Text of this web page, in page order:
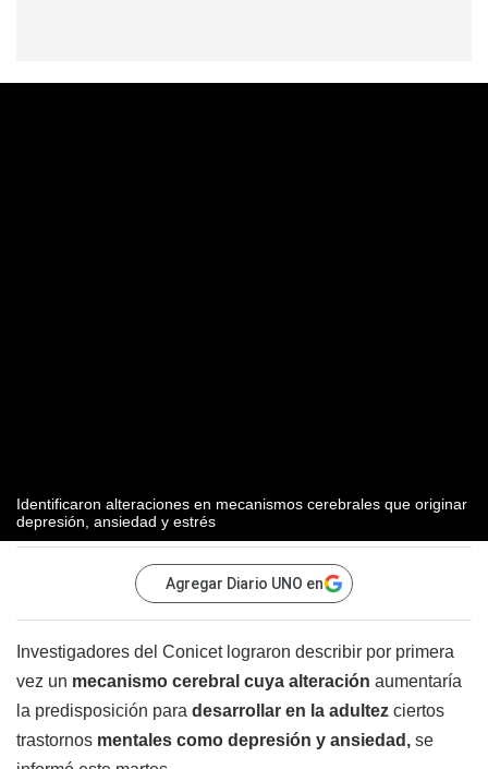
Identificaron alteraciones en mecanismos cerebrales que originar
depresión, ansiedad y estrés
Agregar Diario UNO en
Investigadores del Conicet lograron describir por primera
vez un mecanismo cerebral cuya alteración aumentaría
la predisposición para desarrollar en la adultez ciertos
trastornos mentales como depresión y ansiedad, se